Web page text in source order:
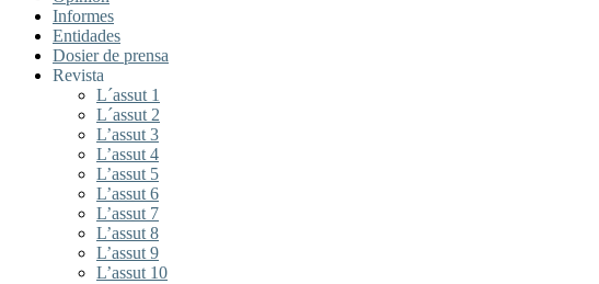
Informes
Entidades
Dosier de prensa
Revista
L´assut 1
L´assut 2
L’assut 3
L’assut 4
L’assut 5
L’assut 6
L’assut 7
L’assut 8
L’assut 9
L’assut 10